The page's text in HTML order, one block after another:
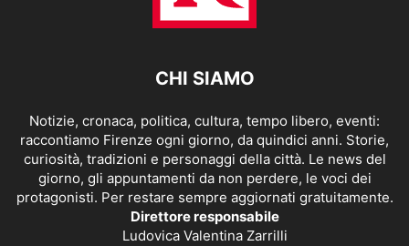
CHI SIAMO
Notizie, cronaca, politica, cultura, tempo libero, eventi:
raccontiamo Firenze ogni giorno, da quindici anni. Storie,
curiosità, tradizioni e personaggi della città. Le news del
giorno, gli appuntamenti da non perdere, le voci dei
protagonisti. Per restare sempre aggiornati gratuitamente.
Direttore responsabile
Ludovica Valentina Zarrilli